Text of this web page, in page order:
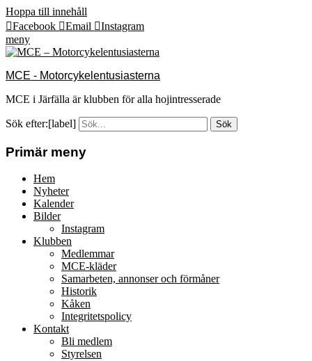
Hoppa till innehåll
Facebook
Email
Instagram
meny
MCE - Motorcykelentusiasterna
MCE i Järfälla är klubben för alla hojintresserade
Sök efter:[label]
Primär meny
Hem
Nyheter
Kalender
Bilder
Instagram
Klubben
Medlemmar
MCE-kläder
Samarbeten, annonser och förmåner
Historik
Kåken
Integritetspolicy
Kontakt
Bli medlem
Styrelsen